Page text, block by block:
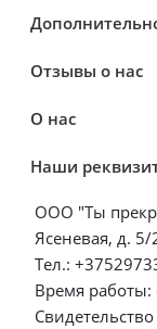
Отзывы о нас
О нас
Наши
ООО "Ты
Ясеневая, д. 5/
Тел.:
Время работы: